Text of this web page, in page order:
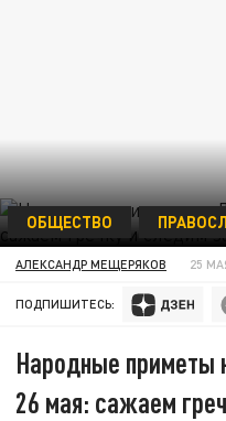
ОБЩЕСТВО
АЛЕКСАНДР МЕЩЕРЯКОВ 25
ПОДПИШИТЕСЬ:
Народные приметы
26 мая: сажаем